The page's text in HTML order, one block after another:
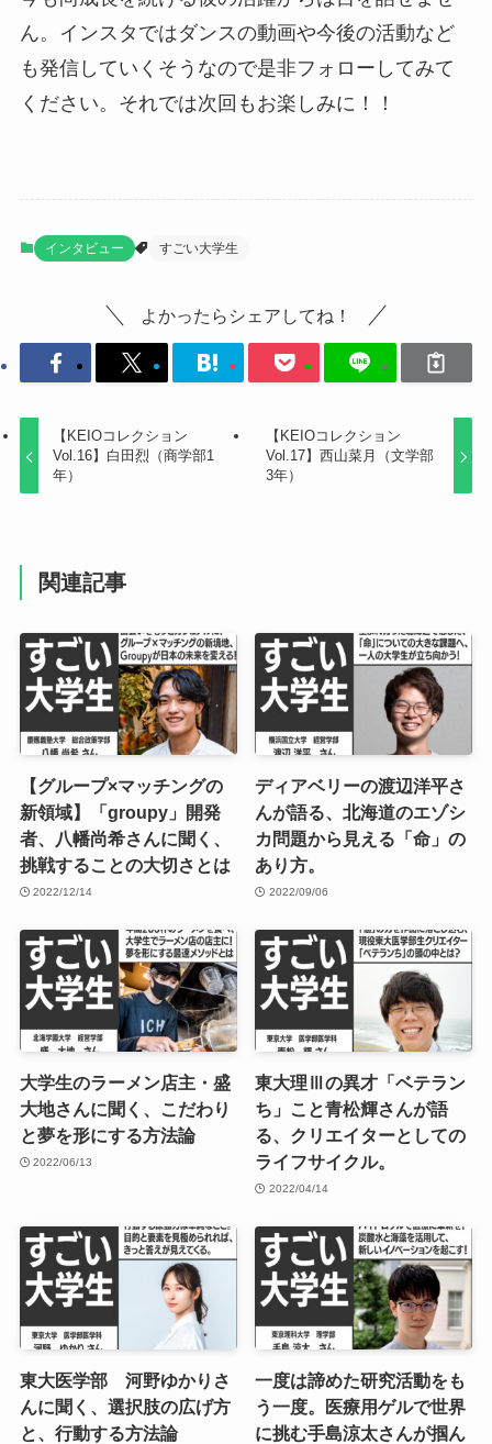
ん。インスタではダンスの動画や今後の活動など
も発信していくそうなので是非フォローしてみて
ください。それでは次回もお楽しみに！！
インタビュー すごい大学生
よかったらシェアしてね！
【KEIOコレクション
Vol.16】白田烈（商学部1
年）
【KEIOコレクション
Vol.17】西山菜月（文学部
3年）
関連記事
【グループ×マッチングの
新領域】「groupy」開発
者、八幡尚希さんに聞く、
挑戦することの大切さとは
2022/12/14
ディアベリーの渡辺洋平さ
んが語る、北海道のエゾシ
カ問題から見える「命」の
あり方。
2022/09/06
大学生のラーメン店主・盛
大地さんに聞く、こだわり
と夢を形にする方法論
2022/06/13
東大理Ⅲの異才「ベテラン
ち」こと青松輝さんが語
る、クリエイターとしての
ライフサイクル。
2022/04/14
東大医学部 河野ゆかりさ
んに聞く、選択肢の広げ方
と、行動する方法論
一度は諦めた研究活動をも
う一度。医療用ゲルで世界
に挑む手島涼太さんが掴ん